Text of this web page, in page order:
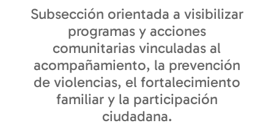
Subsección orientada a visibilizar
programas y acciones
comunitarias vinculadas al
acompañamiento, la prevención
de violencias, el fortalecimiento
familiar y la participación
ciudadana.